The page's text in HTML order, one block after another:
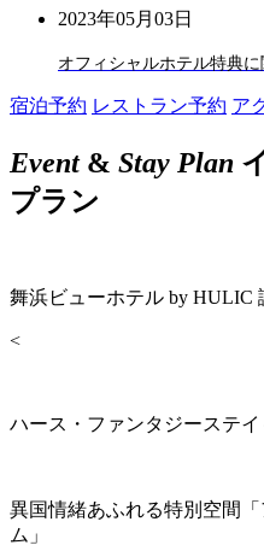
2023年05月03日
オフィシャルホテル特典
宿泊予約 レストラン予約 ア
Event& Stay Plan
プラン
舞浜ビューホテル by
<
ハース・ファンタジーステ
異国情緒あふれる特別空間
ム」